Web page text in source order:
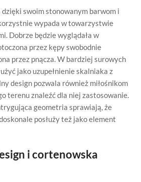
dzięki swoim stonowanym barwom i
wypada w towarzystwie
Dobrze będzie wyglądała w
przez kępy swobodnie
przez pnącza. W bardziej surowych
jako uzupełnienie skalniaka z
design pozwala również miłośnikom
terenu znaleźć dla niej zastosowanie.
geometria sprawiają, że
posłuży też jako element
i cortenowska